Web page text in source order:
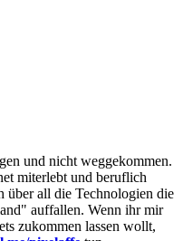
und nicht weggekommen.
miterlebt und beruflich
über all die Technologien die
auffallen. Wenn ihr mir
zukommen lassen wollt,